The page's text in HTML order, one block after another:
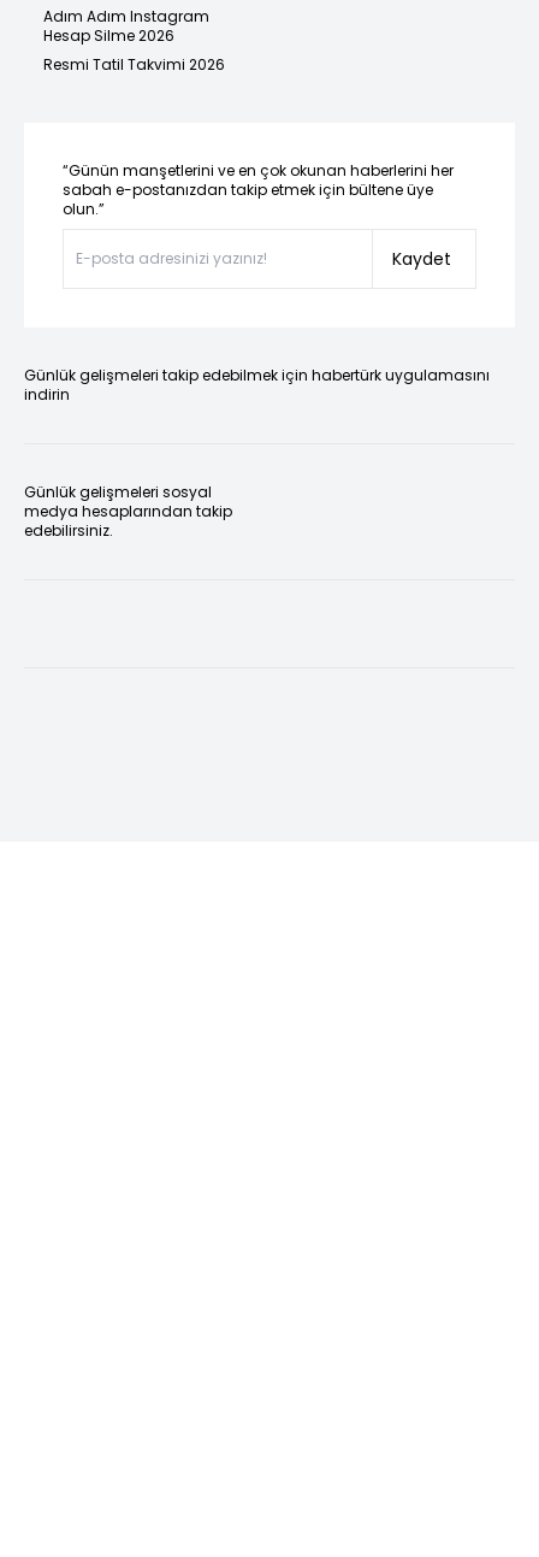
Adım Adım Instagram
Hesap Silme 2026
Resmi Tatil Takvimi 2026
“Günün manşetlerini ve en çok okunan haberlerini her
sabah e-postanızdan takip etmek için bültene üye
olun.”
Kaydet
Günlük gelişmeleri takip edebilmek için habertürk uygulamasını
indirin
Günlük gelişmeleri sosyal
medya hesaplarından takip
edebilirsiniz.